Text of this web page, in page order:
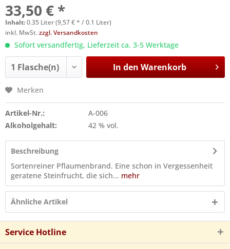
33,50 € *
Inhalt:0.35 Liter (9,57 € * / 0.1 Liter)
inkl. MwSt.zzgl. Versandkosten
Sofort versandfertig, Lieferzeit ca. 3-5 Werktage
In den Warenkorb
Merken
Artikel-Nr.:
A-006
Alkoholgehalt:
42 % vol.
Beschreibung
Sortenreiner Pflaumenbrand. Eine schon in Vergessenheit
geratene Steinfrucht, die sich... mehr
Ähnliche Artikel
Service Hotline